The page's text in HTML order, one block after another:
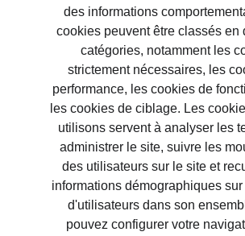
des informations
cookies peuvent être classés en
catégories, notamment les
strictement nécessaires, les
performance, les cookies de
les cookies de ciblage. Les
utilisons servent à analyser les
administrer le site, suivre les
des utilisateurs sur le site et
informations démographiques
d'utilisateurs dans son
pouvez configurer votre